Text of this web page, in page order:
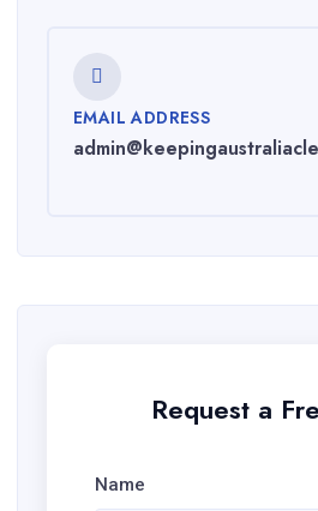
EMAIL ADDRESS
Request a
Name